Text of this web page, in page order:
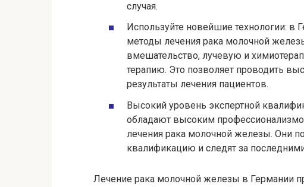
случая.
Используйте новейшие технологии:
методы лечения рака молочной
вмешательство, лучевую и
терапию. Это позволяет проводить
результаты лечения пациентов.
Высокий уровень экспертной
обладают высоким
лечения рака молочной железы. Они
квалификацию и следят за
Лечение рака молочной железы в Германии